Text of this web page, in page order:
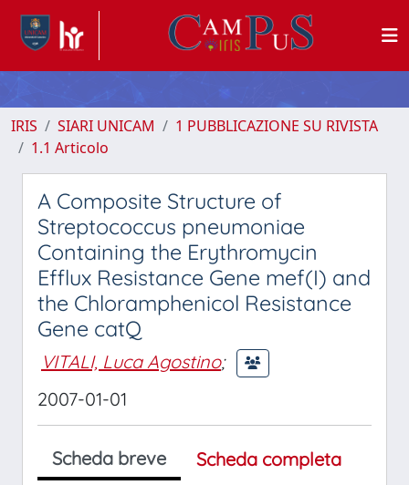
IRIS SIARI UNICAM
1 PUBBLICAZIONE SU RIVISTA
1.1 Articolo
A Composite Structure of
Streptococcus pneumoniae
Containing the Erythromycin
Efflux Resistance Gene mef(I) and
the Chloramphenicol Resistance
Gene catQ
VITALI, Luca Agostino;
2007-01-01
Scheda breve
Scheda completa